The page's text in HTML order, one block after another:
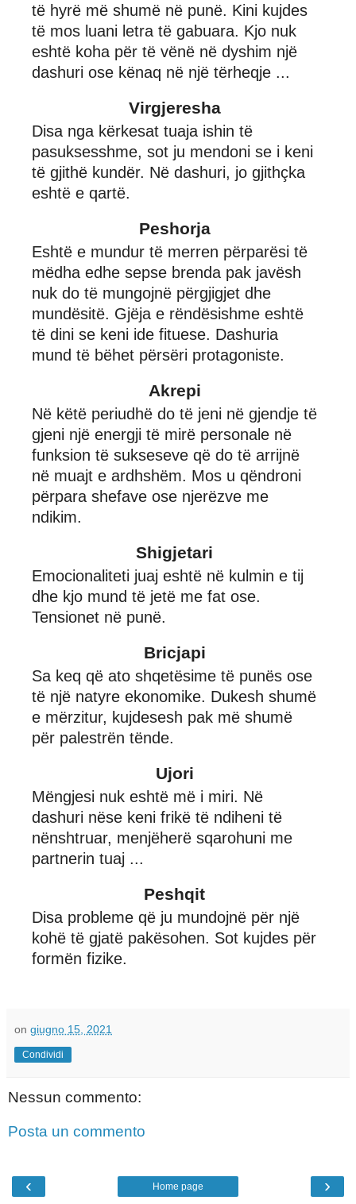
të hyrë më shumë në punë. Kini kujdes
të mos luani letra të gabuara. Kjo nuk
eshtë koha për të vënë në dyshim një
dashuri ose kënaq në një tërheqje ...
Virgjeresha
Disa nga kërkesat tuaja ishin të
pasuksesshme, sot ju mendoni se i keni
të gjithë kundër. Në dashuri, jo gjithçka
eshtë e qartë.
Peshorja
Eshtë e mundur të merren përparësi të
mëdha edhe sepse brenda pak javësh
nuk do të mungojnë përgjigjet dhe
mundësitë. Gjëja e rëndësishme eshtë
të dini se keni ide fituese. Dashuria
mund të bëhet përsëri protagoniste.
Akrepi
Në këtë periudhë do të jeni në gjendje të
gjeni një energji të mirë personale në
funksion të sukseseve që do të arrijnë
në muajt e ardhshëm. Mos u qëndroni
përpara shefave ose njerëzve me
ndikim.
Shigjetari
Emocionaliteti juaj eshtë në kulmin e tij
dhe kjo mund të jetë me fat ose.
Tensionet në punë.
Bricjapi
Sa keq që ato shqetësime të punës ose
të një natyre ekonomike. Dukesh shumë
e mërzitur, kujdesesh pak më shumë
për palestrën tënde.
Ujori
Mëngjesi nuk eshtë më i miri. Në
dashuri nëse keni frikë të ndiheni të
nënshtruar, menjëherë sqarohuni me
partnerin tuaj ...
Peshqit
Disa probleme që ju mundojnë për një
kohë të gjatë pakësohen. Sot kujdes për
formën fizike.
on giugno 15, 2021
Condividi
Nessun commento:
Posta un commento
‹ ›
Home page